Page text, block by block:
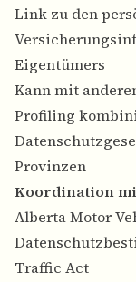
Link zu den
Eigentümers
Kann mit
Profiling
Provinzen
Koordination
Alberta Motor
Traffic Act